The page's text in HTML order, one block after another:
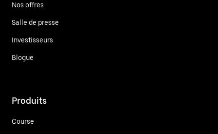
Nos offres
Salle de presse
Investisseurs
Blogue
Produits
Course